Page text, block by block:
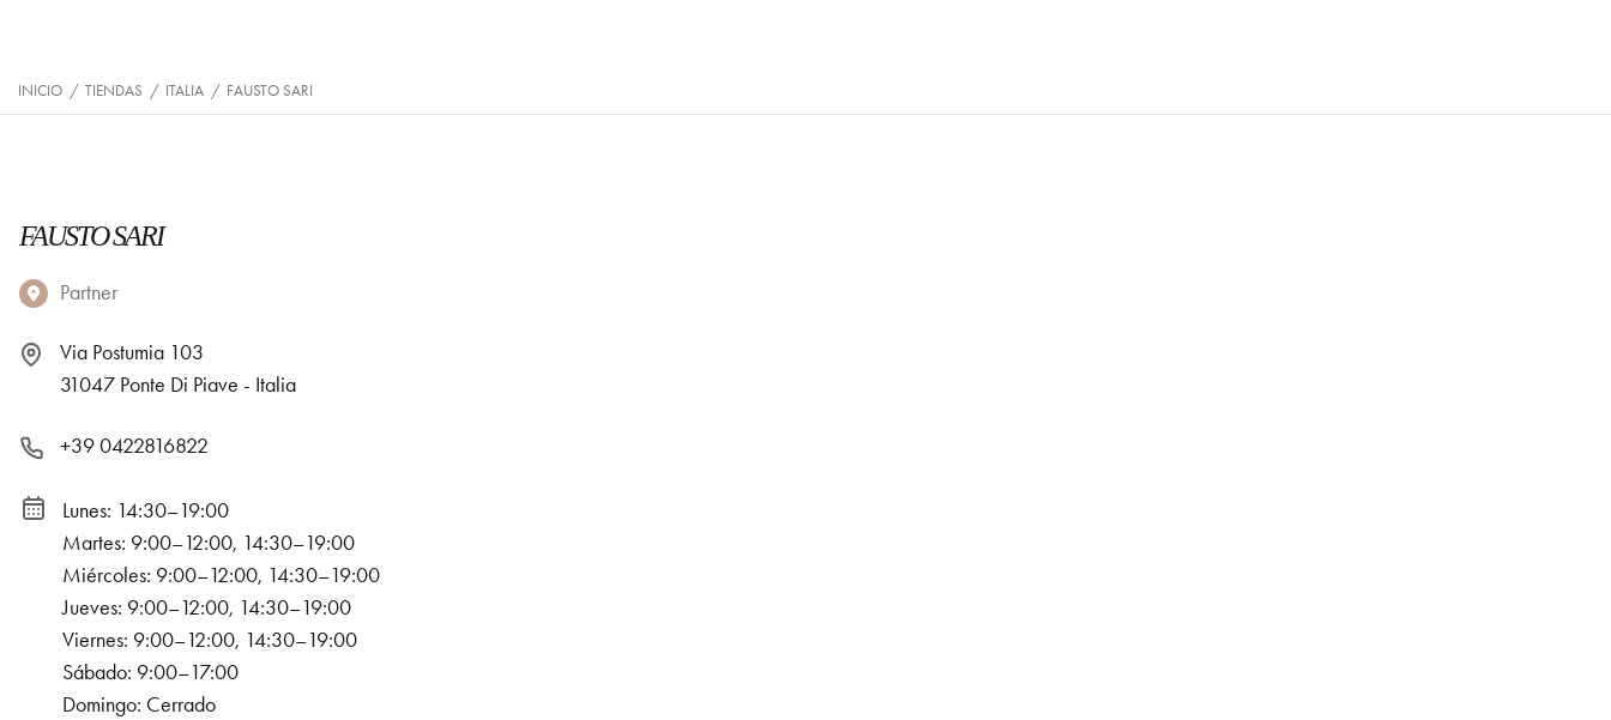
INICIO / TIENDAS / ITALIA / FAUSTO SARI
FAUSTO SARI
Partner
Via Postumia 103
31047 Ponte Di Piave - Italia
+39 0422816822
Lunes: 14:30–19:00
Martes: 9:00–12:00, 14:30–19:00
Miércoles: 9:00–12:00, 14:30–19:00
Jueves: 9:00–12:00, 14:30–19:00
Viernes: 9:00–12:00, 14:30–19:00
Sábado: 9:00–17:00
Domingo: Cerrado